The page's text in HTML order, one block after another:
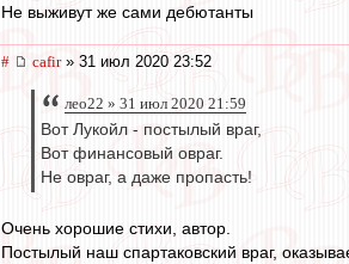
Не выживут же сами дебютанты
# cafir» 31 июл 2020 23:52
лео22 » 31 июл 2020 21:59
Вот Лукойл - постылый враг,
Вот финансовый овраг.
Не овраг, а даже пропасть!
Очень хорошие стихи, автор.
Постылый наш спартаковский враг,